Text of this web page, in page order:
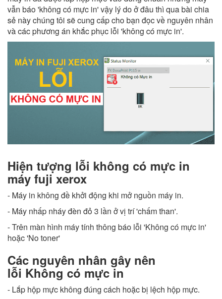
vẫn báo 'không có mực in' vậy lý do ở đâu thì qua bài chia
sẻ này chúng tôi sẽ cung cấp cho bạn đọc về nguyên nhân
và các phương án khắc phục lỗi 'không có mực in'.
Hiện tượng lỗi không có mực in
máy fuji xerox
- Máy in không đề khởi động khi mở nguồn máy in.
- Máy nhấp nháy đèn đỏ 3 lần ở vị trí 'chấm than'.
- Trên màn hình máy tính thông báo lỗi 'Không có mực in'
hoặc 'No toner'
Các nguyên nhân gây nên
lỗi Không có mực in
- Lắp hộp mực không đúng cách hoặc bị lệch hộp mực.